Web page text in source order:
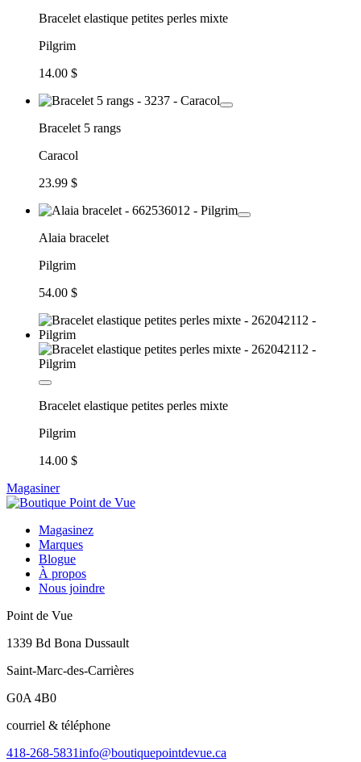
Bracelet elastique petites perles mixte
Pilgrim
14.00 $
Bracelet 5 rangs
Caracol
23.99 $
Alaia bracelet
Pilgrim
54.00 $
Bracelet elastique petites perles mixte
Pilgrim
14.00 $
Magasiner
Magasinez
Marques
Blogue
À propos
Nous joindre
Point de Vue
1339 Bd Bona Dussault
Saint-Marc-des-Carrières
G0A 4B0
courriel & téléphone
418-268-5831info@boutiquepointdevue.ca